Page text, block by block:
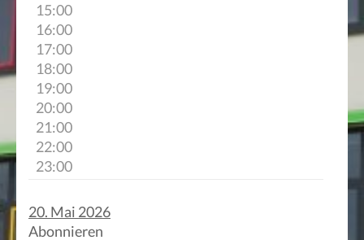
15:00
16:00
17:00
18:00
19:00
20:00
21:00
22:00
23:00
20. Mai 2026
Abonnieren